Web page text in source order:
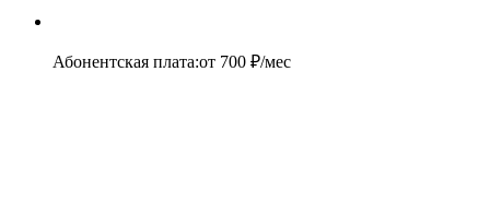
Абонентская плата:от 700 ₽/мес